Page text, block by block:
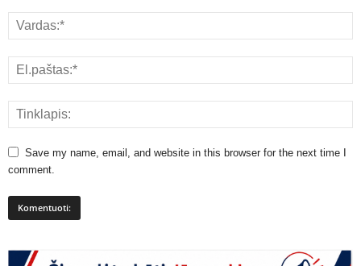
Save my name, email, and website in this browser for the next time I
comment.